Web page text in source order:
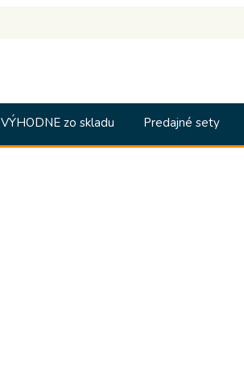
VÝHODNE zo skladu Predajné sety